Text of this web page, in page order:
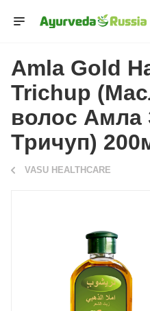
Amla Gold
Trichup
волос Амла
Тричуп)
VASU HEALTHCARE